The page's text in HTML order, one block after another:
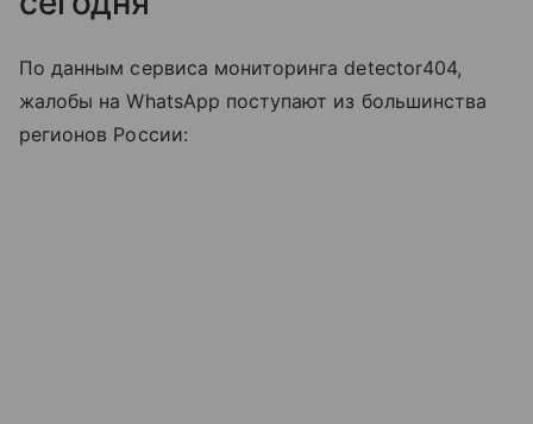
По данным сервиса мониторинга detector404,
жалобы на WhatsApp поступают из большинства
регионов России: